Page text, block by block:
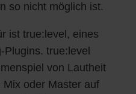
so nicht möglich ist.
ist true:level, eines
Plugins. true:level
von Lautheit
oder Master auf